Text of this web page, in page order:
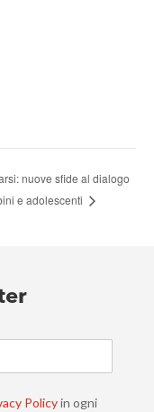
nuove sfide al dialogo
e adolescenti
Policyin ogni